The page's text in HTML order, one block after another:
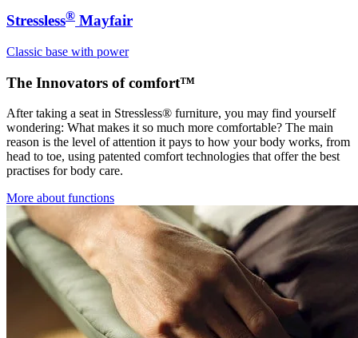
Stressless® Mayfair
Classic base with power
The Innovators of comfort™
After taking a seat in Stressless® furniture, you may find yourself
wondering: What makes it so much more comfortable? The main
reason is the level of attention it pays to how your body works, from
head to toe, using patented comfort technologies that offer the best
practises for body care.
More about functions